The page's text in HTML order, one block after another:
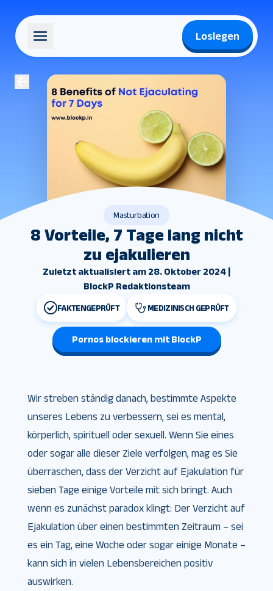
Loslegen
Masturbation
8 Vorteile, 7 Tage lang nicht
zu ejakulieren
Zuletzt aktualisiert am 28. Oktober 2024 |
BlockP Redaktionsteam
FAKTENGEPRÜFT MEDIZINISCH GEPRÜFT
Pornos blockieren mit BlockP
Wir streben ständig danach, bestimmte Aspekte
unseres Lebens zu verbessern, sei es mental,
körperlich, spirituell oder sexuell. Wenn Sie eines
oder sogar alle dieser Ziele verfolgen, mag es Sie
überraschen, dass der Verzicht auf Ejakulation für
sieben Tage einige Vorteile mit sich bringt. Auch
wenn es zunächst paradox klingt: Der Verzicht auf
Ejakulation über einen bestimmten Zeitraum – sei
es ein Tag, eine Woche oder sogar einige Monate –
kann sich in vielen Lebensbereichen positiv
auswirken.